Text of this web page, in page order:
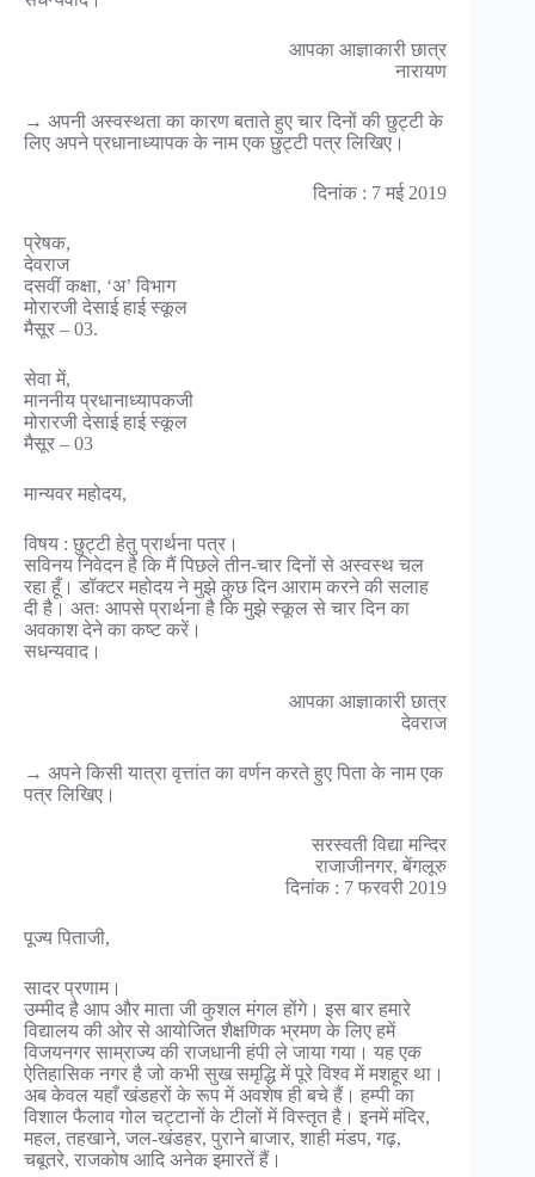
आपका आज्ञाकारी छात्र
नारायण
→ अपनी अस्वस्थता का कारण बताते हुए चार दिनों की छुट्टी के
लिए अपने प्रधानाध्यापक के नाम एक छुट्टी पत्र लिखिए।
दिनांक : 7 मई 2019
प्रेषक,
देवराज
दसवीं कक्षा, ‘अ’ विभाग
मोरारजी देसाई हाई स्कूल
मैसूर – 03.
सेवा में,
माननीय प्रधानाध्यापकजी
मोरारजी देसाई हाई स्कूल
मैसूर – 03
मान्यवर महोदय,
विषय : छुट्टी हेतु प्रार्थना पत्र।
सविनय निवेदन है कि मैं पिछले तीन-चार दिनों से अस्वस्थ चल
रहा हूँ। डॉक्टर महोदय ने मुझे कुछ दिन आराम करने की सलाह
दी है। अतः आपसे प्रार्थना है कि मुझे स्कूल से चार दिन का
अवकाश देने का कष्ट करें।
सधन्यवाद।
आपका आज्ञाकारी छात्र
देवराज
→ अपने किसी यात्रा वृत्तांत का वर्णन करते हुए पिता के नाम एक
पत्र लिखिए।
सरस्वती विद्या मन्दिर
राजाजीनगर, बेंगलूरु
दिनांक : 7 फरवरी 2019
पूज्य पिताजी,
सादर प्रणाम।
उम्मीद है आप और माता जी कुशल मंगल होंगे। इस बार हमारे
विद्यालय की ओर से आयोजित शैक्षणिक भ्रमण के लिए हमें
विजयनगर साम्राज्य की राजधानी हंपी ले जाया गया। यह एक
ऐतिहासिक नगर है जो कभी सुख समृद्धि में पूरे विश्व में मशहूर था।
अब केवल यहाँ खंडहरों के रूप में अवशेष ही बचे हैं। हम्पी का
विशाल फैलाव गोल चट्टानों के टीलों में विस्तृत है। इनमें मंदिर,
महल, तहखाने, जल-खंडहर, पुराने बाजार, शाही मंडप, गढ़,
चबूतरे, राजकोष आदि अनेक इमारतें हैं।